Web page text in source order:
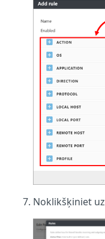
Noklikšķiniet uz